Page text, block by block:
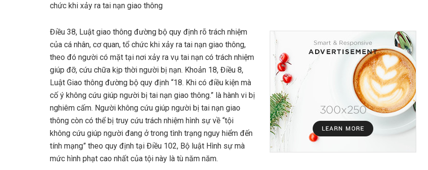
chức khi xảy ra tai nạn giao thông
Điều 38, Luật giao thông đường bộ quy định rõ trách nhiệm
của cá nhân, cơ quan, tổ chức khi xảy ra tai nạn giao thông,
theo đó người có mặt tại nơi xảy ra vụ tai nạn có trách nhiệm
giúp đỡ, cứu chữa kịp thời người bị nạn. Khoản 18, Điều 8,
Luật Giao thông đường bộ quy định “18. Khi có điều kiện mà
cố ý không cứu giúp người bị tai nạn giao thông.” là hành vi bị
nghiêm cấm. Người không cứu giúp người bị tai nạn giao
thông còn có thể bị truy cứu trách nhiệm hình sự về “tội
không cứu giúp người đang ở trong tình trạng nguy hiểm đến
tính mạng” theo quy định tại Điều 102, Bộ luật Hình sự mà
mức hình phạt cao nhất của tội này là tù năm năm.